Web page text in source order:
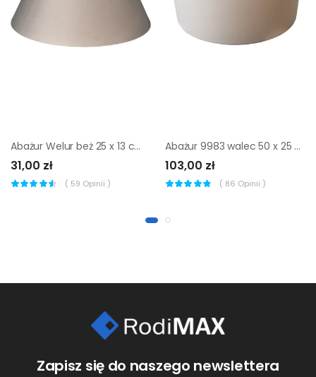
Abażur Welur beż 25 x 13 cm H15 Art Abażur
31,00 zł
( 59 Opinii )
Abażur 9983 walec 50 x 25 cm tkanina beżowy E27 TK LIGHTING
103,00 zł
( 86 Opinii )
Zapisz się do naszego newslettera